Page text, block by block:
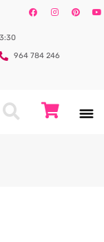
964 784 246